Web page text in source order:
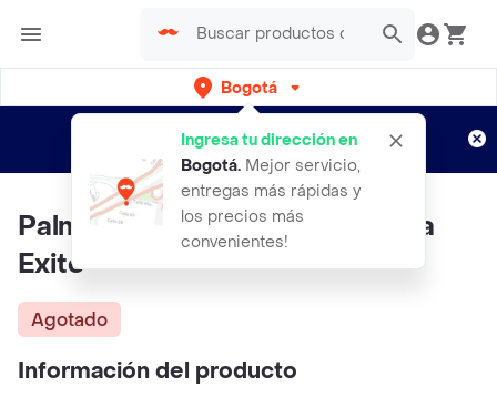
Bogotá
Ingresa tu dirección en
Bogotá. Mejor servicio,
entregas más rápidas y
los precios más
convenientes!
envíos gratis por semanas
Aplican TyC
Palmitos En Trozos En Conserva
Exito
Agotado
Información del producto